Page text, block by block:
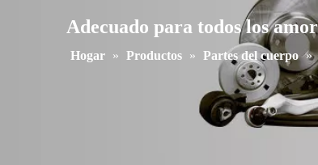
Adecuado para todos los
Hogar » Productos » Partes del cuerpo »